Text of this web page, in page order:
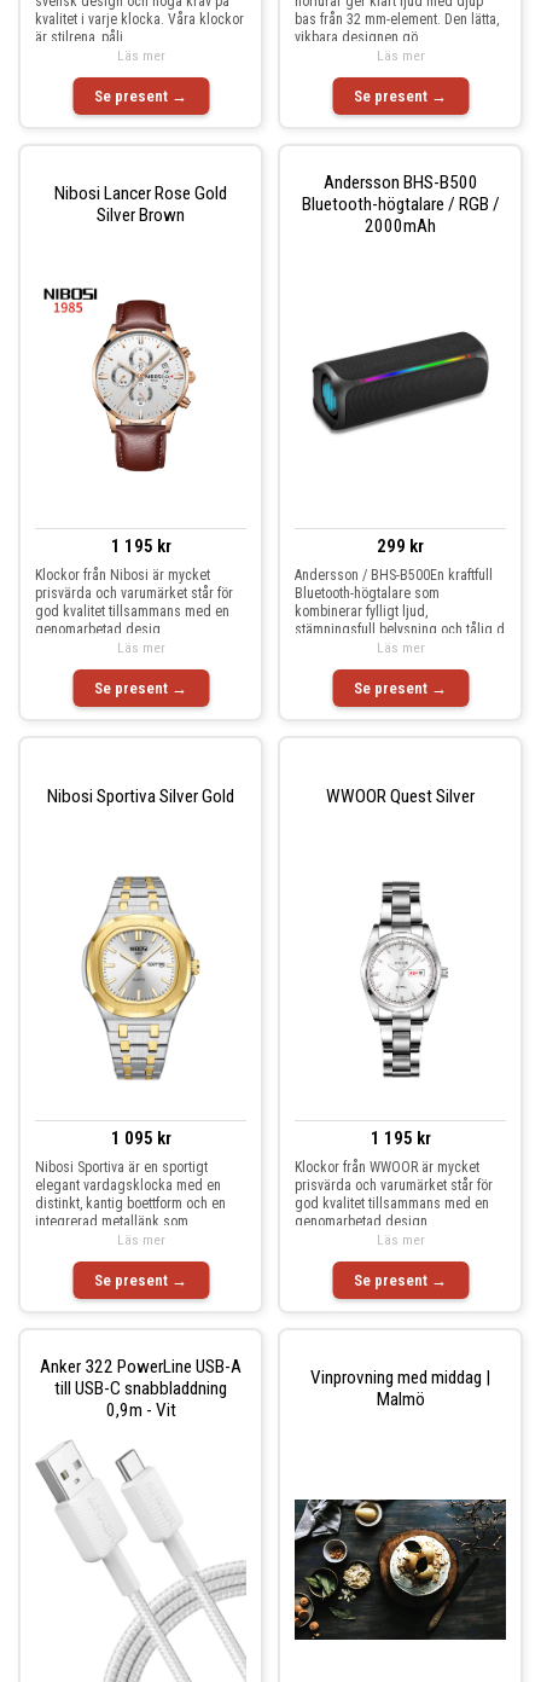
kvalitet i varje klocka. Våra klockor
är stilrena, påli
Se present →
Läs mer
bas från 32 mm-element. Den lätta,
vikbara designen gö
Se present →
Läs mer
Nibosi Lancer Rose Gold
Silver Brown
1 195 kr
Klockor från Nibosi är mycket
prisvärda och varumärket står för
god kvalitet tillsammans med en
genomarbetad desig
Se present →
Läs mer
Andersson BHS-B500
Bluetooth-högtalare / RGB /
2000mAh
299 kr
Andersson / BHS-B500En kraftfull
Bluetooth-högtalare som
kombinerar fylligt ljud,
stämningsfull belysning och tålig d
Se present →
Läs mer
Nibosi Sportiva Silver Gold
1 095 kr
Nibosi Sportiva är en sportigt
elegant vardagsklocka med en
distinkt, kantig boettform och en
integrerad metallänk som
Se present →
Läs mer
WWOOR Quest Silver
1 195 kr
Klockor från WWOOR är mycket
prisvärda och varumärket står för
god kvalitet tillsammans med en
genomarbetad design
Se present →
Läs mer
Anker 322 PowerLine USB-A
till USB-C snabbladdning
0,9m - Vit
Vinprovning med middag |
Malmö